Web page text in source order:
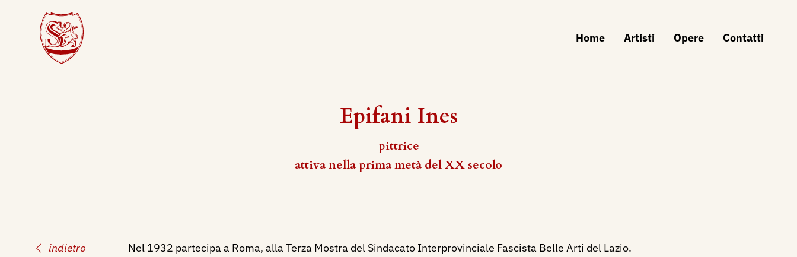
Home Artisti Opere Contatti
Epifani Ines
pittrice
attiva nella prima metà del XX secolo
indietro
Nel 1932 partecipa a Roma, alla Terza Mostra del Sindacato Interprovinciale Fascista Belle Arti del Lazio.